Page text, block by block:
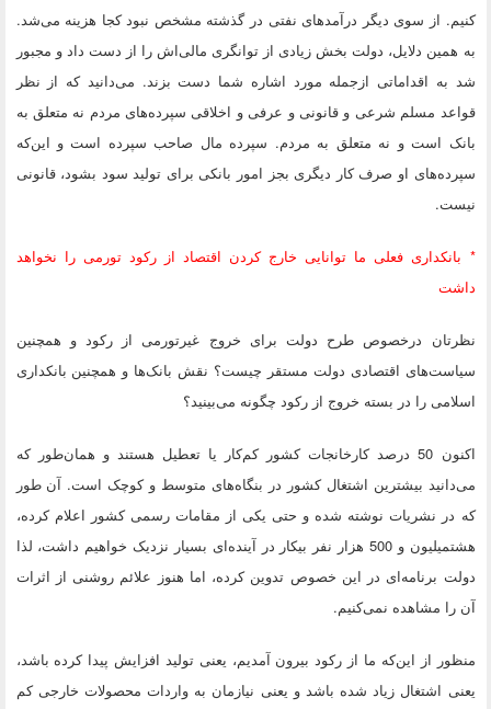
کنیم. از سوی دیگر درآمدهای نفتی در گذشته مشخص نبود کجا هزینه می‌شد.
به همین دلایل، دولت بخش زیادی از توانگری مالی‌اش را از دست داد و مجبور
شد به اقداماتی ازجمله مورد اشاره شما دست بزند. می‌دانید که از نظر
قواعد مسلم شرعی و قانونی و عرفی و اخلاقی سپرده‌های مردم نه متعلق به
بانک است و نه متعلق به مردم. سپرده مال صاحب سپرده است و این‌که
سپرده‌های او صرف کار دیگری بجز امور بانکی برای تولید سود بشود، قانونی
نیست.
* بانکداری فعلی ما توانایی خارج کردن اقتصاد از رکود تورمی را نخواهد
داشت
نظرتان درخصوص طرح دولت برای خروج غیرتورمی از رکود و همچنین
سیاست‌های اقتصادی دولت مستقر چیست؟ نقش بانک‌ها و همچنین بانکداری
اسلامی را در بسته خروج از رکود چگونه می‌بینید؟
اکنون 50 درصد کارخانجات کشور کم‌کار یا تعطیل هستند و همان‌طور که
می‌دانید بیشترین اشتغال کشور در بنگاه‌های متوسط و کوچک است. آن طور
که در نشریات نوشته شده و حتی یکی از مقامات رسمی کشور اعلام کرده،
هشت​میلیون و 500 هزار نفر بیکار در آینده‌ای بسیار نزدیک خواهیم داشت، لذا
دولت برنامه‌ای در این خصوص تدوین کرده، اما هنوز علائم روشنی از اثرات
آن را مشاهده نمی‌کنیم.
منظور از این‌که ما از رکود بیرون آمدیم، یعنی تولید افزایش پیدا کرده باشد،
یعنی اشتغال زیاد شده باشد و یعنی نیازمان به واردات محصولات خارجی کم